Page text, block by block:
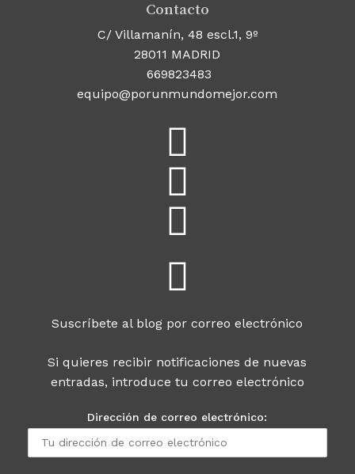
Contacto
C/ Villamanín, 48 escl.1, 9º
28011 MADRID
669823483
equipo@porunmundomejor.com
Suscríbete al blog por correo electrónico
Si quieres recibir notificaciones de nuevas
entradas, introduce tu correo electrónico
Dirección de correo electrónico: